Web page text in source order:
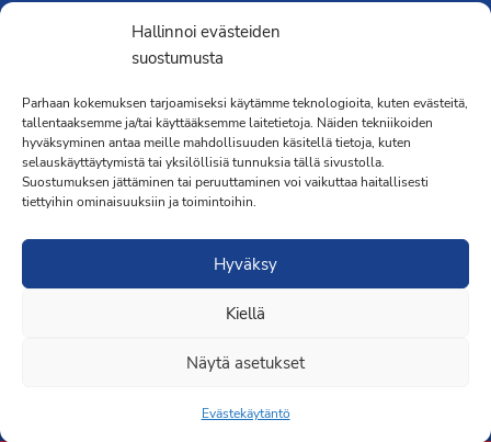
Hallinnoi evästeiden
suostumusta
Parhaan kokemuksen tarjoamiseksi käytämme teknologioita, kuten evästeitä,
tallentaaksemme ja/tai käyttääksemme laitetietoja. Näiden tekniikoiden
hyväksyminen antaa meille mahdollisuuden käsitellä tietoja, kuten
selauskäyttäytymistä tai yksilöllisiä tunnuksia tällä sivustolla.
Suostumuksen jättäminen tai peruuttaminen voi vaikuttaa haitallisesti
tiettyihin ominaisuuksiin ja toimintoihin.
Hyväksy
Kiellä
Näytä asetukset
Evästekäytäntö
Liity jäseneksi
Yhdistyksen toimisto
Laivapojankatu 3 C, 00180 Helsinki
toimisto@propo.fi
Saavutettavuusseloste »
Toiminnanjohtaja
·Toteutus ja ylläpitoMMD Networks